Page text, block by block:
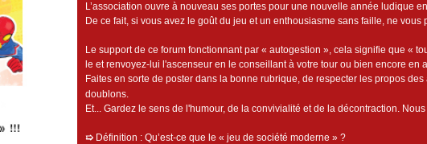
L’association ouvre à nouveau ses portes pour une nouvelle année ludique
De ce fait, si vous avez le goût du jeu et un enthousiasme sans faille, ne
Le support de ce forum fonctionnant par « autogestion », cela signifie que «
le et renvoyez-lui l'ascenseur en le conseillant à votre tour ou bien encore
Faites en sorte de poster dans la bonne rubrique, de respecter les propos
doublons.
Et... Gardez le sens de l'humour, de la convivialité et de la décontraction.
➯ Définition : Qu’est-ce que le « jeu de société moderne » ?